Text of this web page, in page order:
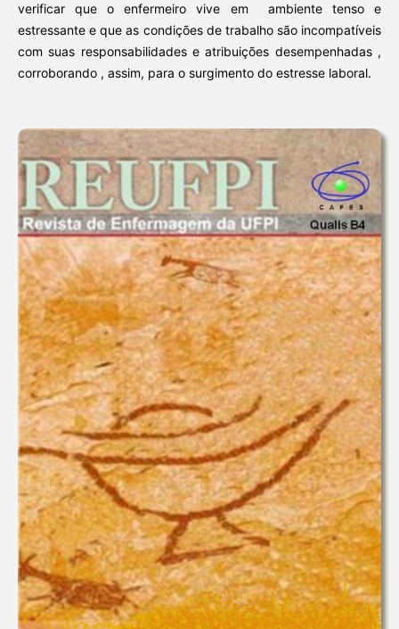
verificar que o enfermeiro vive em ambiente tenso e
estressante e que as condições de trabalho são incompatíveis
com suas responsabilidades e atribuições desempenhadas ,
corroborando , assim, para o surgimento do estresse laboral.